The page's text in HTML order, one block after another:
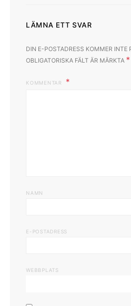
LÄMNA ETT SVAR
DIN E-POSTADRESS KOMMER INTE
OBLIGATORISKA FÄLT ÄR MÄRKTA *
KOMMENTAR
NAMN
E-POSTADRESS
WEBBPLATS